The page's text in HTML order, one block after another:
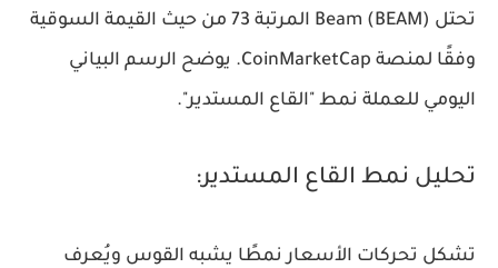
تحتل Beam (BEAM) المرتبة 73 من حيث القيمة السوقية
وفقًا لمنصة CoinMarketCap. يوضح الرسم البياني
اليومي للعملة نمط "القاع المستدير".
تحليل نمط القاع المستدير:
تشكل تحركات الأسعار نمطًا يشبه القوس ويُعرف